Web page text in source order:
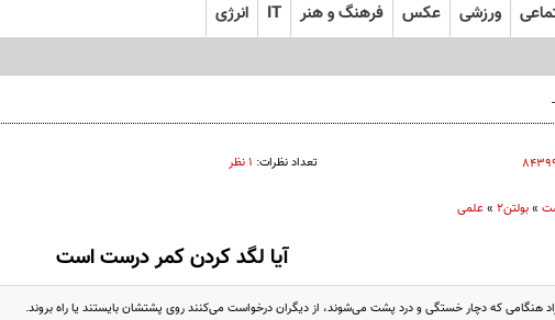
ورزشی عکس فرهنگ و هنر IT انرژی
تعداد نظرات: ۱ نظر
»بولتن2 »علمی
آیا لگد کردن کمر درست است
هنگامی که دچار خستگی و درد پشت می‌شوند، از دیگران درخواست می‌کنند روی پشتشان بایستند یا راه بروند.